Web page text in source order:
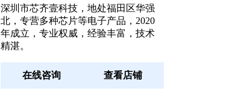
深圳市芯齐壹科技，地处福田区华强
北，专营多种芯片等电子产品，2020
年成立，专业权威，经验丰富，技术
精湛。
在线咨询 查看店铺